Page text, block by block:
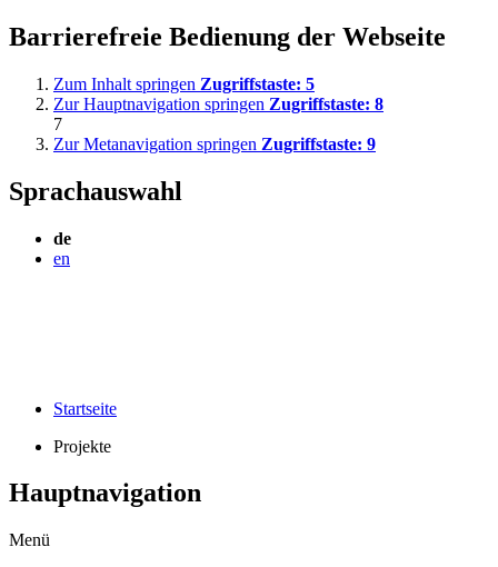
Barrierefreie Bedienung der Webseite
Zum Inhalt springen Zugriffstaste: 5
Zur Hauptnavigation springen Zugriffstaste: 8
7
Zur Metanavigation springen Zugriffstaste: 9
Sprachauswahl
de
en
Startseite
Projekte
Hauptnavigation
Menü